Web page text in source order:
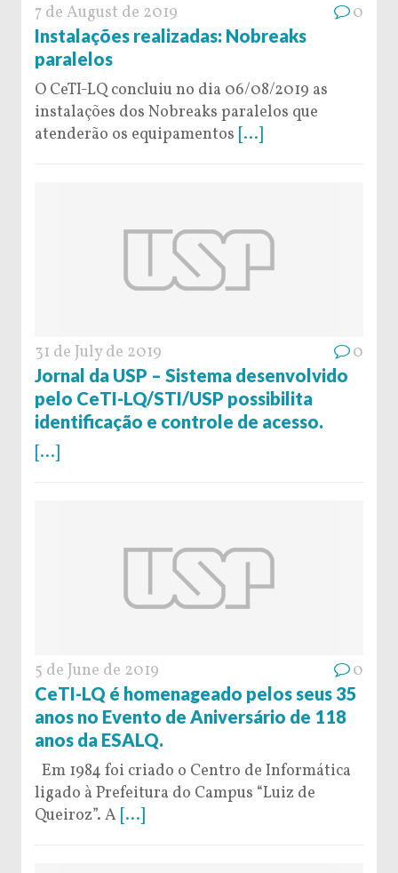
7 de August de 2019 0
Instalações realizadas: Nobreaks
paralelos
O CeTI-LQ concluiu no dia 06/08/2019 as
instalações dos Nobreaks paralelos que
atenderão os equipamentos [...]
31 de July de 2019 0
Jornal da USP – Sistema desenvolvido
pelo CeTI-LQ/STI/USP possibilita
identificação e controle de acesso.
[...]
5 de June de 2019 0
CeTI-LQ é homenageado pelos seus 35
anos no Evento de Aniversário de 118
anos da ESALQ.
Em 1984 foi criado o Centro de Informática
ligado à Prefeitura do Campus “Luiz de
Queiroz”. A [...]